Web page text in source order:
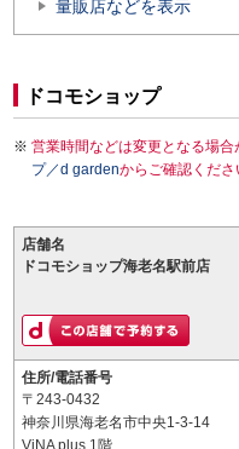
量販店などを表示
ドコモショップ
営業時間などは変更となる場
プ／d gardenからご確認くださ
店舗名
ドコモショップ海老名駅前店
住所/電話番号
〒243-0432
神奈川県海老名市中央1-3-14
ViNA plus 1階